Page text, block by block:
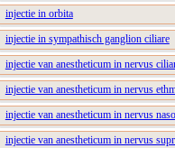
injectie in orbita
injectie in sympathisch ganglion ciliare
injectie van anestheticum in nervus
injectie van anestheticum in nervus
injectie van anestheticum in nervus
injectie van anestheticum in nervus